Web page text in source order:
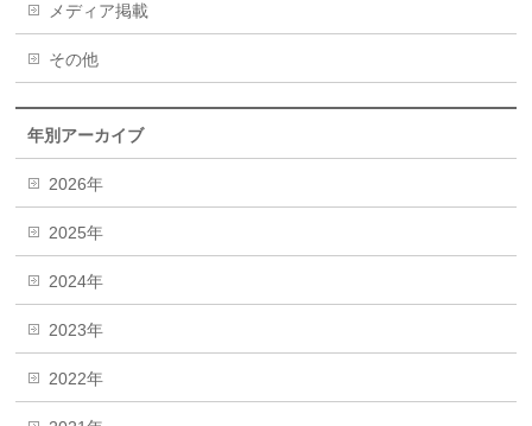
メディア掲載
その他
年別アーカイブ
2026年
2025年
2024年
2023年
2022年